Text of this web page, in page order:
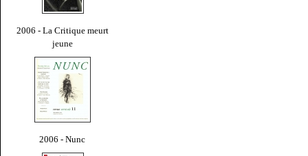
2006 - La Critique meurt
jeune
2006 - Nunc